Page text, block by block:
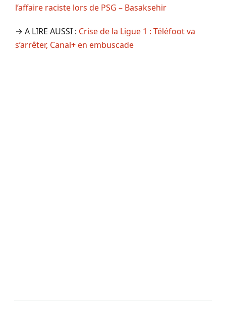
l’affaire raciste lors de PSG – Basaksehir
→ A LIRE AUSSI : Crise de la Ligue 1 : Téléfoot va
s’arrêter, Canal+ en embuscade